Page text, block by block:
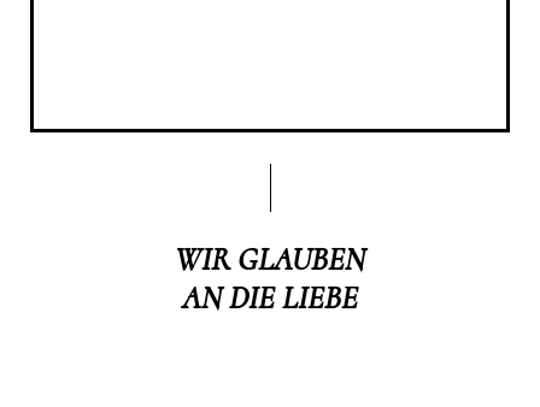
WIR GLAUBEN
AN DIE LIEBE